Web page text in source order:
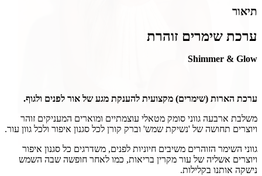
תיאור
ערכת שימרים זוהרת
Shimmer & Glow
ערכת הארות (שימרים) מקצועית להענקת מגע של אור לפנים ולגוף.
משלבת ארבעה גווני סומק מטאלי עוצמתיים ומוארים המעניקים זוהר
ויוצרים תחושה של 'נשיקת שמש' וברק קורן לכל סגנון איפור ולכל גוון עור.
גווני השימר הזוהרים משיבים חיוניות לפנים, משדרגים כל סגנון איפור
ויוצרים אשליה של עור מקרין בריאות, כמו לאחר חופשה שבה השמש
נישקה אותנו בקלילות.
הרשמה למועדון של קרליין מהווה הסכמה לקבל דיוור שיווקי במייל ובסמס
ובוואטסאפ מקרליין
Powered byActiveTrail